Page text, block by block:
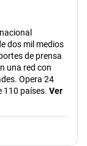
dos mil medios
de prensa
una red con
Opera 24
110 países. Ver